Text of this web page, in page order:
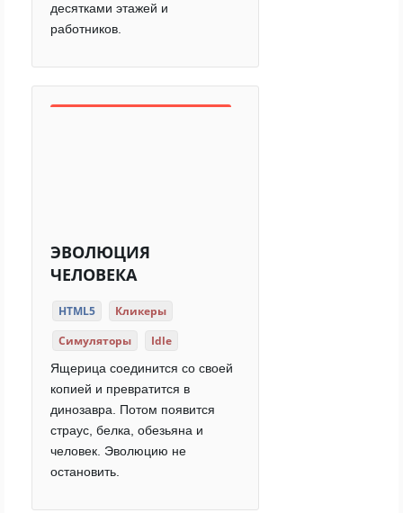
десятками этажей и
работников.
ЭВОЛЮЦИЯ
ЧЕЛОВЕКА
HTML5
Кликеры
Симуляторы
Idle
Ящерица соединится со своей
копией и превратится в
динозавра. Потом появится
страус, белка, обезьяна и
человек. Эволюцию не
остановить.